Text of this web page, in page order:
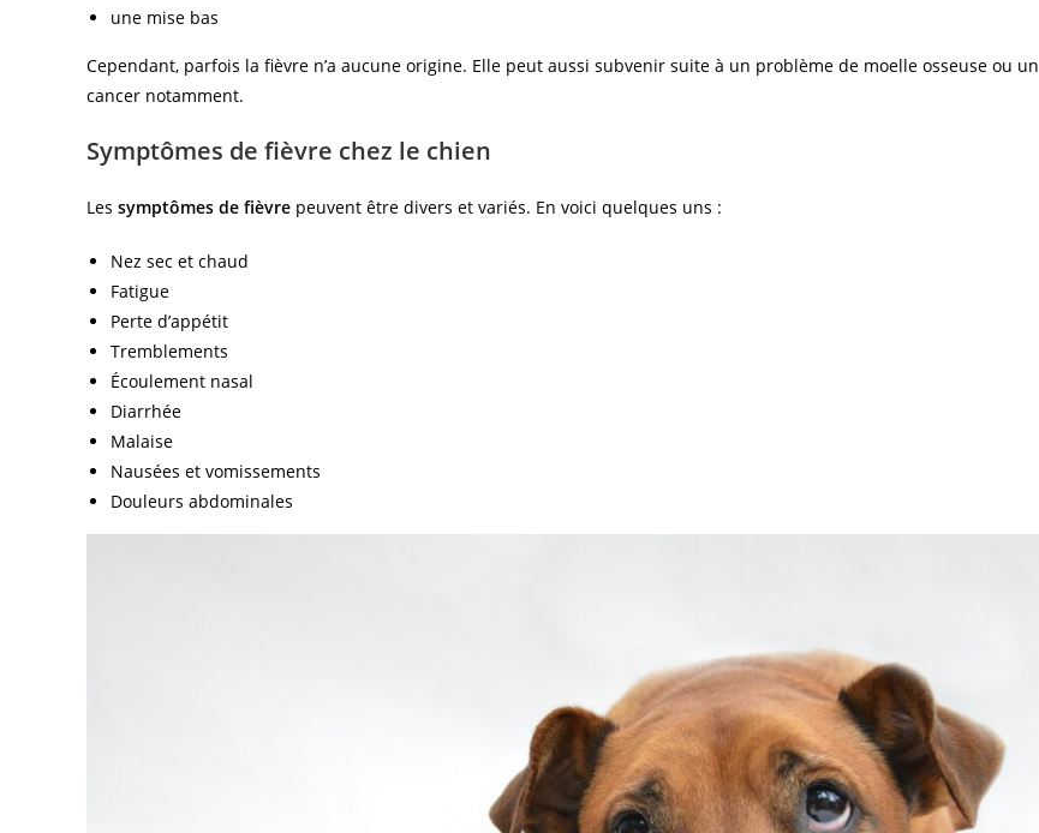
une mise bas
Cependant, parfois la fièvre n’a aucune origine. Elle peut aussi subvenir suite à un problème de moelle osseuse ou un
cancer notamment.
Symptômes de fièvre chez le chien
Les symptômes de fièvre peuvent être divers et variés. En voici quelques uns :
Nez sec et chaud
Fatigue
Perte d’appétit
Tremblements
Écoulement nasal
Diarrhée
Malaise
Nausées et vomissements
Douleurs abdominales